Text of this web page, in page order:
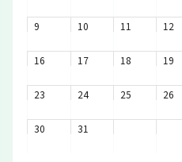
9 10 11 12
16 17 18 19
23 24 25 26
30 31